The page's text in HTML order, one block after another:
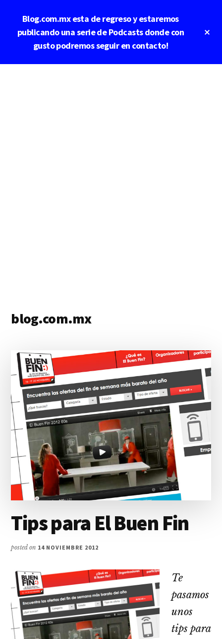
contenido
principal
Blog.com.mx esta de regreso y estaremos
publicando una serie de Podcasts donde con
gusto podremos seguir en contacto!
blog.com.mx
blogs
Tips para El Buen Fin
posted on 14 NOVIEMBRE 2012
Te
pasamos
unos
tips para